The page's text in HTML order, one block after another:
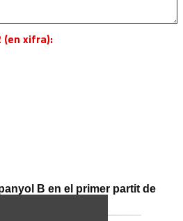
(en xifra):
B en el primer partit de